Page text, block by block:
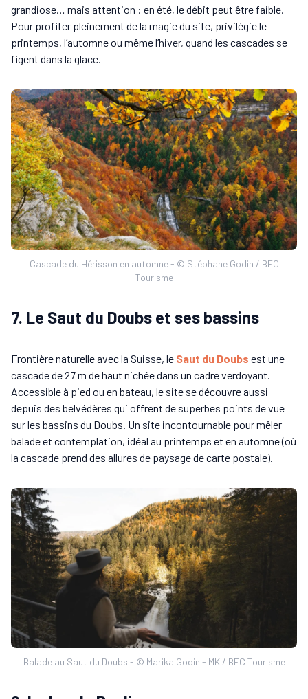
grandiose… mais attention : en été, le débit peut être faible.
Pour profiter pleinement de la magie du site, privilégie le
printemps, l’automne ou même l’hiver, quand les cascades se
figent dans la glace.
Cascade du Hérisson en automne - © Stéphane Godin / BFC
Tourisme
7. Le Saut du Doubs et ses bassins
Frontière naturelle avec la Suisse, le Saut du Doubs est une
cascade de 27 m de haut nichée dans un cadre verdoyant.
Accessible à pied ou en bateau, le site se découvre aussi
depuis des belvédères qui offrent de superbes points de vue
sur les bassins du Doubs. Un site incontournable pour mêler
balade et contemplation, idéal au printemps et en automne (où
la cascade prend des allures de paysage de carte postale).
Balade au Saut du Doubs - © Marika Godin - MK / BFC Tourisme